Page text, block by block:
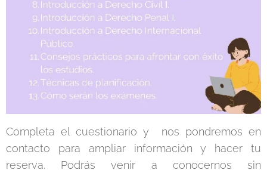
Completa el cuestionario y nos pondremos en
contacto para ampliar información y hacer tu
reserva. Podrás venir a conocernos sin